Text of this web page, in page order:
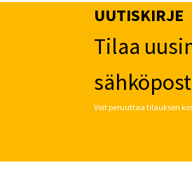
UUTISKIRJE
Tilaa
Voit peruuttaa tilauksen